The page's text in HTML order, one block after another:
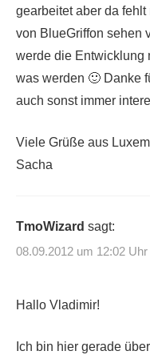
gearbeitet aber da
von BlueGriffon sehen
werde die Entwicklung
was werden 🙂 Danke
auch sonst immer
Viele Grüße aus
Sacha
TmoWizard sagt:
08.09.2012 um 12:02 Uhr
Hallo Vladimir!
Ich bin hier gerade